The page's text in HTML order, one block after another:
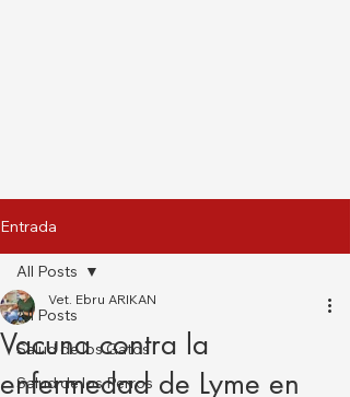
Entrada
All Posts
Salud de los Gatos
Salud de los Perros
All Posts
Vacuna contra la
enfermedad de Lyme en
Vet. Ebru ARIKAN